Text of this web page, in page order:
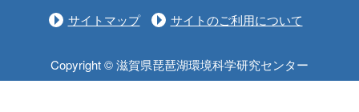
サイトマップ サイトのご利用について
Copyright © 滋賀県琵琶湖環境科学研究センター